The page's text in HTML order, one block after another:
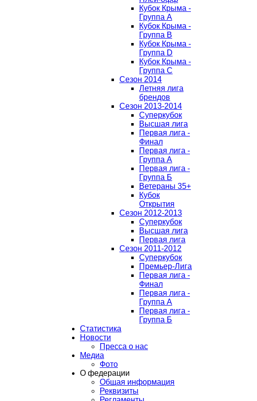
Кубок Крыма -
Группа A
Кубок Крыма -
Группа B
Кубок Крыма -
Группа D
Кубок Крыма -
Группа C
Сезон 2014
Летняя лига
брендов
Сезон 2013-2014
Суперкубок
Высшая лига
Первая лига -
Финал
Первая лига -
Группа А
Первая лига -
Группа Б
Ветераны 35+
Кубок
Открытия
Сезон 2012-2013
Суперкубок
Высшая лига
Первая лига
Сезон 2011-2012
Суперкубок
Премьер-Лига
Первая лига -
Финал
Первая лига -
Группа А
Первая лига -
Группа Б
Статистика
Новости
Пресса о нас
Медиа
Фото
О федерации
Общая информация
Реквизиты